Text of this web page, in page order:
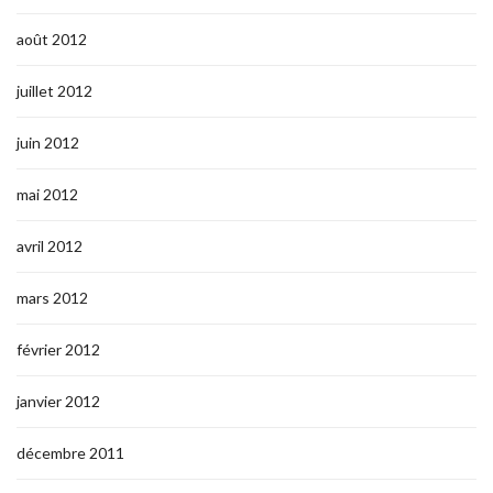
août 2012
juillet 2012
juin 2012
mai 2012
avril 2012
mars 2012
février 2012
janvier 2012
décembre 2011